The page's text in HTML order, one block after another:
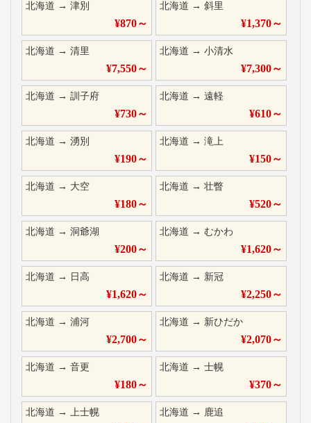
北海道 → 津別
¥870～
北海道 →斜里
¥1,370～
北海道 → 清里
¥7,550～
北海道 →小清水
¥7,300～
北海道 → 訓子府
¥730～
北海道 →遠軽
¥610～
北海道 → 湧別
¥190～
北海道 →滝上
¥150～
北海道 → 大空
¥180～
北海道 →壮瞥
¥520～
北海道 → 洞爺湖
¥200～
北海道 →むかわ
¥1,620～
北海道 → 日高
¥1,620～
北海道 → 新冠
¥2,250～
北海道 → 浦河
¥2,700～
北海道 → 新ひだか
¥2,070～
北海道 → 音更
¥180～
北海道 →士幌
¥370～
北海道 → 上士幌 北海道 → 鹿追